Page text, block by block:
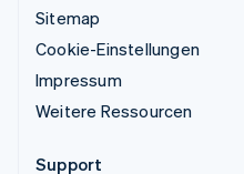
Sitemap
Cookie-Einstellungen
Impressum
Weitere Ressourcen
Support